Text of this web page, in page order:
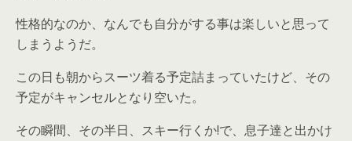
性格的なのか、なんでも自分がする事は楽しいと思って
しまうようだ。
この日も朝からスーツ着る予定詰まっていたけど、その
予定がキャンセルとなり空いた。
その瞬間、その半日、スキー行くか!で、息子達と出かけ